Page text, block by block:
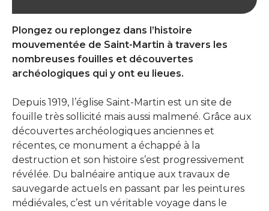
Plongez ou replongez dans l’histoire
mouvementée de Saint-Martin à travers les
nombreuses fouilles et découvertes
archéologiques qui y ont eu lieues.
Depuis 1919, l’église Saint-Martin est un site de
fouille très sollicité mais aussi malmené. Grâce aux
découvertes archéologiques anciennes et
récentes, ce monument a échappé à la
destruction et son histoire s’est progressivement
révélée. Du balnéaire antique aux travaux de
sauvegarde actuels en passant par les peintures
médiévales, c’est un véritable voyage dans le